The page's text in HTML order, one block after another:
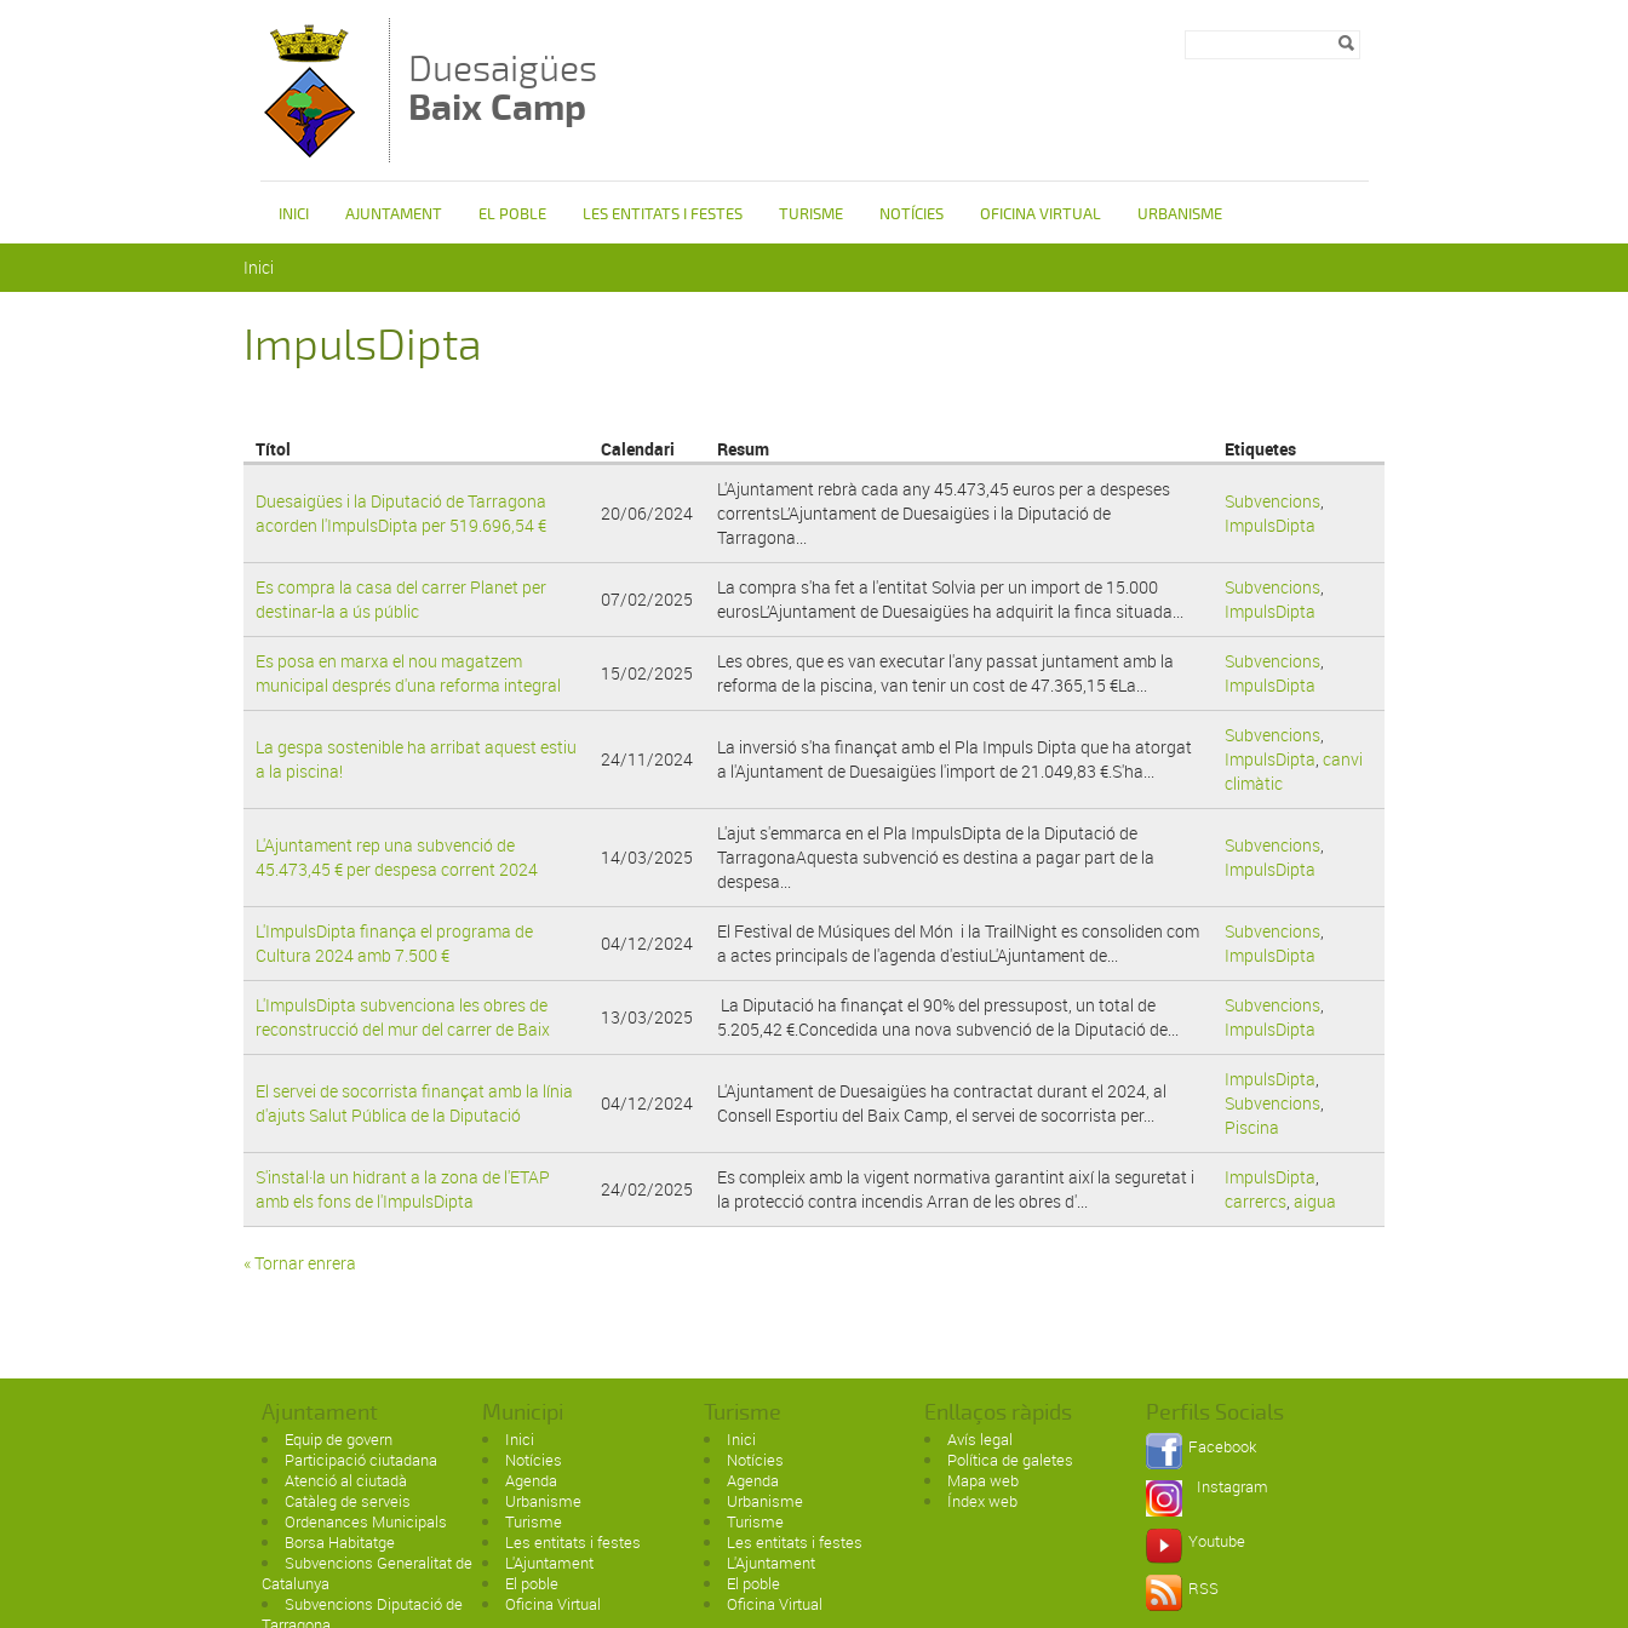
Duesaigües
Baix Camp
INICI AJUNTAMENT EL POBLE LES ENTITATS I FESTES TURISME NOTÍCIES OFICINA VIRTUAL URBANISME
Inici
ImpulsDipta
Títol Calendari Resum Etiquetes
Duesaigües i la Diputació de Tarragona
acorden l'ImpulsDipta per 519.696,54 €
20/06/2024
L'Ajuntament rebrà cada any 45.473,45 euros per a despeses
correntsL’Ajuntament de Duesaigües i la Diputació de
Tarragona...
Subvencions,
ImpulsDipta
Es compra la casa del carrer Planet per
destinar-la a ús públic
07/02/2025
La compra s'ha fet a l'entitat Solvia per un import de 15.000
eurosL’Ajuntament de Duesaigües ha adquirit la finca situada...
Subvencions,
ImpulsDipta
Es posa en marxa el nou magatzem
municipal després d'una reforma integral
15/02/2025
Les obres, que es van executar l'any passat juntament amb la
reforma de la piscina, van tenir un cost de 47.365,15 €La...
Subvencions,
ImpulsDipta
La gespa sostenible ha arribat aquest estiu
a la piscina!
24/11/2024
La inversió s'ha finançat amb el Pla Impuls Dipta que ha atorgat
a l'Ajuntament de Duesaigües l'import de 21.049,83 €.S'ha...
Subvencions,
ImpulsDipta, canvi
climàtic
L'Ajuntament rep una subvenció de
45.473,45 € per despesa corrent 2024
14/03/2025
L'ajut s'emmarca en el Pla ImpulsDipta de la Diputació de
TarragonaAquesta subvenció es destina a pagar part de la
despesa...
Subvencions,
ImpulsDipta
L'ImpulsDipta finança el programa de
Cultura 2024 amb 7.500 €
04/12/2024
El Festival de Músiques del Món i la TrailNight es consoliden com
a actes principals de l'agenda d'estiuL'Ajuntament de...
Subvencions,
ImpulsDipta
L'ImpulsDipta subvenciona les obres de
reconstrucció del mur del carrer de Baix
13/03/2025
La Diputació ha finançat el 90% del pressupost, un total de
5.205,42 €.Concedida una nova subvenció de la Diputació de...
Subvencions,
ImpulsDipta
El servei de socorrista finançat amb la línia
d'ajuts Salut Pública de la Diputació
04/12/2024
L'Ajuntament de Duesaigües ha contractat durant el 2024, al
Consell Esportiu del Baix Camp, el servei de socorrista per...
ImpulsDipta,
Subvencions,
Piscina
S'instal·la un hidrant a la zona de l'ETAP
amb els fons de l'ImpulsDipta
24/02/2025
Es compleix amb la vigent normativa garantint així la seguretat i
la protecció contra incendis Arran de les obres d'...
ImpulsDipta,
carrercs, aigua
« Tornar enrera
Ajuntament
Equip de govern
Participació ciutadana
Atenció al ciutadà
Catàleg de serveis
Ordenances Municipals
Borsa Habitatge
Subvencions Generalitat de
Catalunya
Subvencions Diputació de
Municipi
Inici
Notícies
Agenda
Urbanisme
Turisme
Les entitats i festes
L'Ajuntament
El poble
Oficina Virtual
Turisme
Inici
Notícies
Agenda
Urbanisme
Turisme
Les entitats i festes
L'Ajuntament
El poble
Oficina Virtual
Enllaços ràpids
Avís legal
Política de galetes
Mapa web
Índex web
Perfils Socials
Facebook
Instagram
Youtube
RSS